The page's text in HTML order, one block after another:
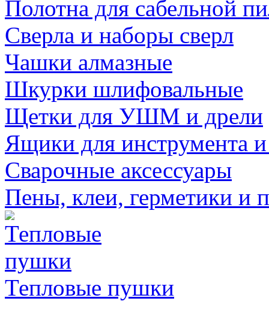
Полотна для сабельной
Сверла и наборы сверл
Чашки алмазные
Шкурки шлифовальные
Щетки для УШМ и дрели
Ящики для инструмента
Сварочные аксессуары
Пены, клеи, герметики и
Тепловые пушки